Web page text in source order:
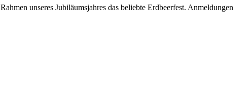
unseres Jubiläumsjahres das beliebte Erdbeerfest. Anmeldungen